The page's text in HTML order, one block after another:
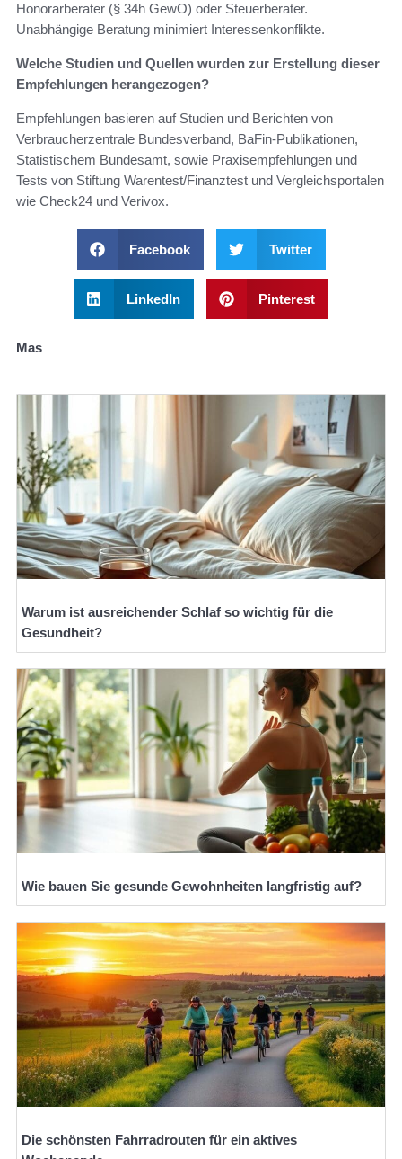
Honorarberater (§ 34h GewO) oder Steuerberater.
Unabhängige Beratung minimiert Interessenkonflikte.
Welche Studien und Quellen wurden zur Erstellung dieser
Empfehlungen herangezogen?
Empfehlungen basieren auf Studien und Berichten von
Verbraucherzentrale Bundesverband, BaFin‑Publikationen,
Statistischem Bundesamt, sowie Praxisempfehlungen und
Tests von Stiftung Warentest/Finanztest und Vergleichsportalen
wie Check24 und Verivox.
Facebook Twitter
LinkedIn Pinterest
Mas
Warum ist ausreichender Schlaf so wichtig für die
Gesundheit?
Wie bauen Sie gesunde Gewohnheiten langfristig auf?
Die schönsten Fahrradrouten für ein aktives